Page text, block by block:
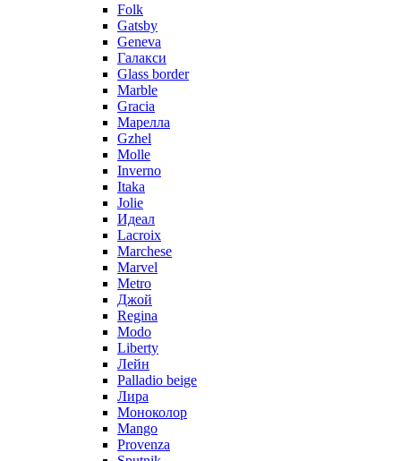
Folk
Gatsby
Geneva
Галакси
Glass border
Marble
Gracia
Марелла
Gzhel
Molle
Inverno
Itaka
Jolie
Идеал
Lacroix
Marchese
Marvel
Metro
Джой
Regina
Modo
Liberty
Лейн
Palladio beige
Лира
Моноколор
Mango
Provenza